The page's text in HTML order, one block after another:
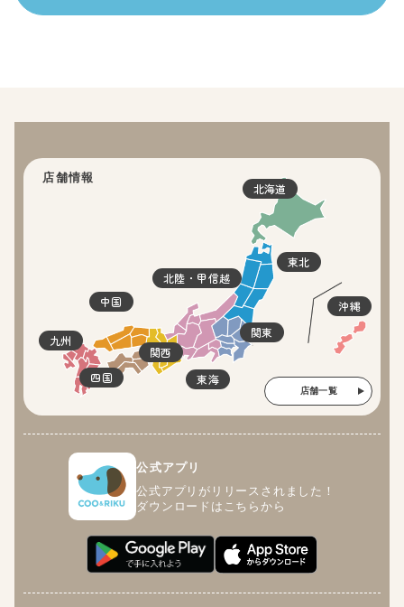
店舗情報
北海道
東北
関東
北陸・甲信越
東海
関西
四国
中国
九州
沖縄
店舗一覧
公式アプリ
公式アプリがリリースされました！
ダウンロードはこちらから